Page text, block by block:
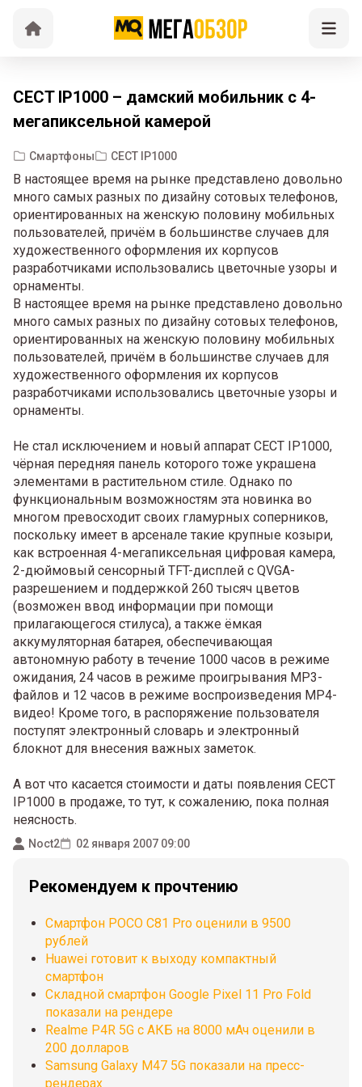
CECT IP1000 – дамский мобильник с 4-
мегапиксельной камерой
Смартфоны CECT IP1000
В настоящее время на рынке представлено довольно
много самых разных по дизайну сотовых телефонов,
ориентированных на женскую половину мобильных
пользователей, причём в большинстве случаев для
художественного оформления их корпусов
разработчиками использовались цветочные узоры и
орнаменты.
В настоящее время на рынке представлено довольно
много самых разных по дизайну сотовых телефонов,
ориентированных на женскую половину мобильных
пользователей, причём в большинстве случаев для
художественного оформления их корпусов
разработчиками использовались цветочные узоры и
орнаменты.
Не стал исключением и новый аппарат CECT IP1000,
чёрная передняя панель которого тоже украшена
элементами в растительном стиле. Однако по
функциональным возможностям эта новинка во
многом превосходит своих гламурных соперников,
поскольку имеет в арсенале такие крупные козыри,
как встроенная 4-мегапиксельная цифровая камера,
2-дюймовый сенсорный TFT-дисплей с QVGA-
разрешением и поддержкой 260 тысяч цветов
(возможен ввод информации при помощи
прилагающегося стилуса), а также ёмкая
аккумуляторная батарея, обеспечивающая
автономную работу в течение 1000 часов в режиме
ожидания, 24 часов в режиме проигрывания MP3-
файлов и 12 часов в режиме воспроизведения MP4-
видео! Кроме того, в распоряжение пользователя
поступят электронный словарь и электронный
блокнот для внесения важных заметок.
А вот что касается стоимости и даты появления CECT
IP1000 в продаже, то тут, к сожалению, пока полная
неясность.
Noct2 02 января 2007 09:00
Рекомендуем к прочтению
Смартфон POCO C81 Pro оценили в 9500
рублей
Huawei готовит к выходу компактный
смартфон
Складной смартфон Google Pixel 11 Pro Fold
показали на рендере
Realme P4R 5G с АКБ на 8000 мАч оценили в
200 долларов
Samsung Galaxy M47 5G показали на пресс-
рендерах